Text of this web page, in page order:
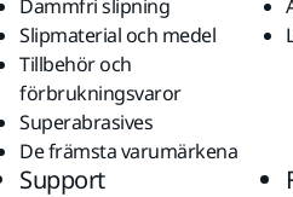
Dammfri slipning
Slipmaterial och medel
Tillbehör och
förbrukningsvaror
Superabrasives
De främsta varumärkena
Support